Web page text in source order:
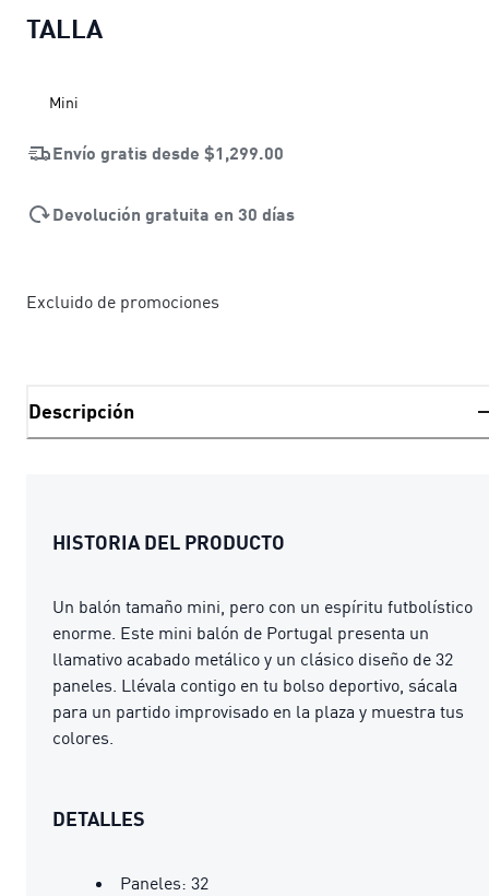
TALLA
Mini
Envío gratis desde $1,299.00
Devolución gratuita en 30 días
Excluido de promociones
Descripción
HISTORIA DEL PRODUCTO
Un balón tamaño mini, pero con un espíritu futbolístico
enorme. Este mini balón de Portugal presenta un
llamativo acabado metálico y un clásico diseño de 32
paneles. Llévala contigo en tu bolso deportivo, sácala
para un partido improvisado en la plaza y muestra tus
colores.
DETALLES
Paneles: 32